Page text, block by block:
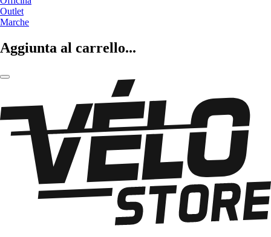
Outlet
Marche
Aggiunta al carrello...